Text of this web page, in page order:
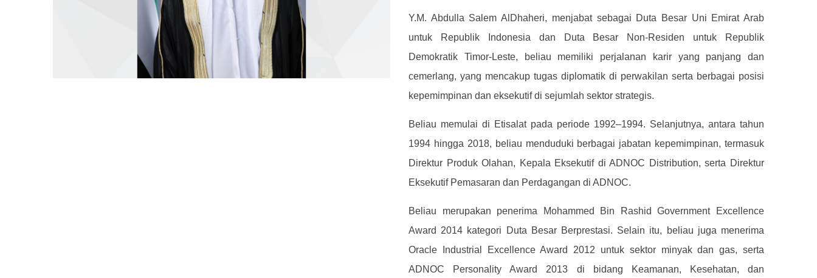
Y.M. Abdulla Salem AlDhaheri, menjabat sebagai Duta Besar Uni Emirat Arab
untuk Republik Indonesia dan Duta Besar Non-Residen untuk Republik
Demokratik Timor-Leste, beliau memiliki perjalanan karir yang panjang dan
cemerlang, yang mencakup tugas diplomatik di perwakilan serta berbagai posisi
kepemimpinan dan eksekutif di sejumlah sektor strategis.
Beliau memulai di Etisalat pada periode 1992–1994. Selanjutnya, antara tahun
1994 hingga 2018, beliau menduduki berbagai jabatan kepemimpinan, termasuk
Direktur Produk Olahan, Kepala Eksekutif di ADNOC Distribution, serta Direktur
Eksekutif Pemasaran dan Perdagangan di ADNOC.
Beliau merupakan penerima Mohammed Bin Rashid Government Excellence
Award 2014 kategori Duta Besar Berprestasi. Selain itu, beliau juga menerima
Oracle Industrial Excellence Award 2012 untuk sektor minyak dan gas, serta
ADNOC Personality Award 2013 di bidang Keamanan, Kesehatan, dan